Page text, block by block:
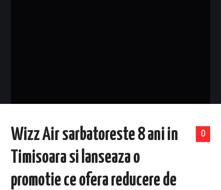
0
Wizz Air sarbatoreste 8 ani in
Timisoara si lanseaza o
promotie ce ofera reducere de